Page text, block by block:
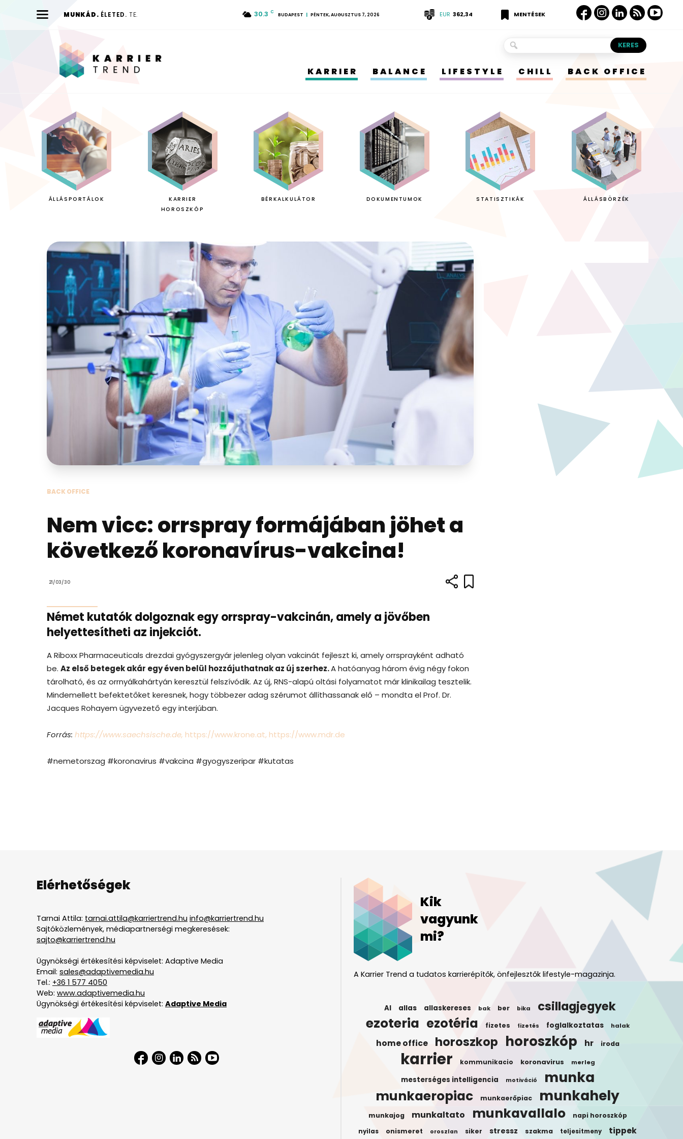
MUNKÁD. ÉLETED. TE. 30.3 C BUDAPEST PÉNTEK, AUGUSZTUS 7, 2026 EUR 362,34 MENTÉSEK
KARRIER BALANCE LIFESTYLE CHILL BACK OFFICE
ÁLLÁSPORTÁLOK
KARRIER
HOROSZKÓP
BÉRKALKULÁTOR DOKUMENTUMOK STATISZTIKÁK ÁLLÁSBÖRZÉK
BACK OFFICE
Nem vicc: orrspray formájában jöhet a
következő koronavírus-vakcina!
21/03/30
Német kutatók dolgoznak egy orrspray-vakcinán, amely a jövőben
helyettesítheti az injekciót.
A Riboxx Pharmaceuticals drezdai gyógyszergyár jelenleg olyan vakcinát fejleszt ki, amely orrsprayként adható
be. Az első betegek akár egy éven belül hozzájuthatnak az új szerhez.A hatóanyag három évig négy fokon
tárolható, és az orrnyálkahártyán keresztül felszívódik. Az új, RNS-alapú oltási folyamatot már klinikailag tesztelik.
Mindemellett befektetőket keresnek, hogy többezer adag szérumot állíthassanak elő – mondta el Prof. Dr.
Jacques Rohayem ügyvezető egy interjúban.
Forrás: https://www.saechsische.de, https://www.krone.at, https://www.mdr.de
#nemetorszag #koronavirus #vakcina #gyogyszeripar #kutatas
Elérhetőségek
Tarnai Attila: tarnai.attila@karriertrend.hu info@karriertrend.hu
Sajtóközlemények, médiapartnerségi megkeresések:
sajto@karriertrend.hu
Ügynökségi értékesítési képviselet: Adaptive Media
Email: sales@adaptivemedia.hu
Tel.: +36 1 577 4050
Web: www.adaptivemedia.hu
Ügynökségi értékesítési képviselet: Adaptive Media
Kik
vagyunk
mi?
A Karrier Trend a tudatos karrierépítők, önfejlesztők lifestyle-magazinja.
AI allas allaskereses bak ber bika csillagjegyek
ezoteria ezotéria fizetes fizetés foglalkoztatas halak
home office horoszkop horoszkóp hr iroda
karrier kommunikacio koronavirus merleg
mesterséges intelligencia motiváció munka
munkaeropiac munkaerőpiac munkahely
munkajog munkaltato munkavallalo napi horoszkóp
nyilas onismeret oroszlan siker stressz szakma teljesitmeny tippek